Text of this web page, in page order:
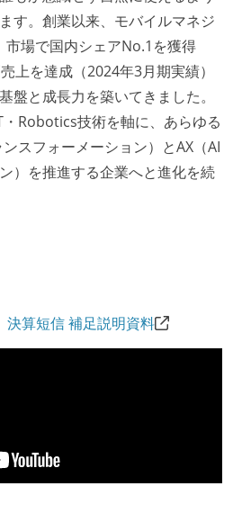
ど）
る記載事項
間分
日制（土日祝休み）
夏季、慶弔休暇など
間）
険完備（雇用・労災・健康・厚
す。創業以来、モバイルマネジ
場で国内シェアNo.1を獲得
上を達成（2024年3月期実績）
盤と成長力を築いてきました。
Robotics技術を軸に、あらゆる
スフォーメーション）とAX（AI
）を推進する企業へと進化を続
決算短信 補足説明資料